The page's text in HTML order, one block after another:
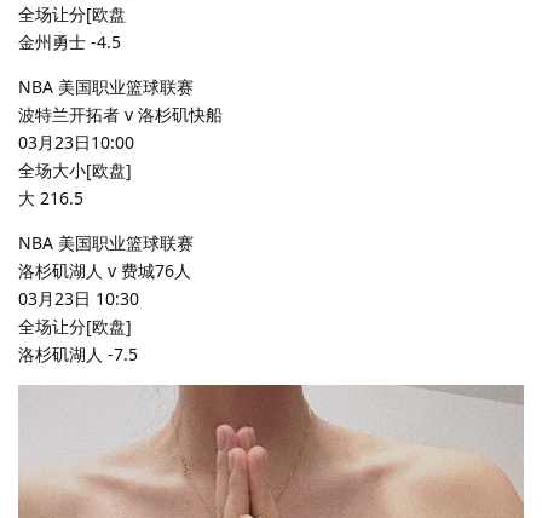
全场让分[欧盘
金州勇士 -4.5
NBA 美国职业篮球联赛
波特兰开拓者 v 洛杉矶快船
03月23日10:00
全场大小[欧盘]
大 216.5
NBA 美国职业篮球联赛
洛杉矶湖人 v 费城76人
03月23日 10:30
全场让分[欧盘]
洛杉矶湖人 -7.5